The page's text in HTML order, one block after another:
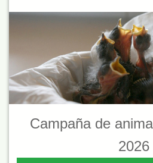
Campaña de
2026